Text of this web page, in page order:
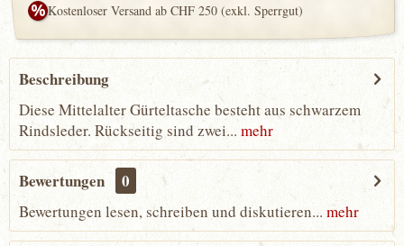
Kostenloser Versand ab CHF 250 (exkl. Sperrgut)
Beschreibung
Diese Mittelalter Gürteltasche besteht aus schwarzem
Rindsleder. Rückseitig sind zwei... mehr
Bewertungen 0
Bewertungen lesen, schreiben und diskutieren... mehr